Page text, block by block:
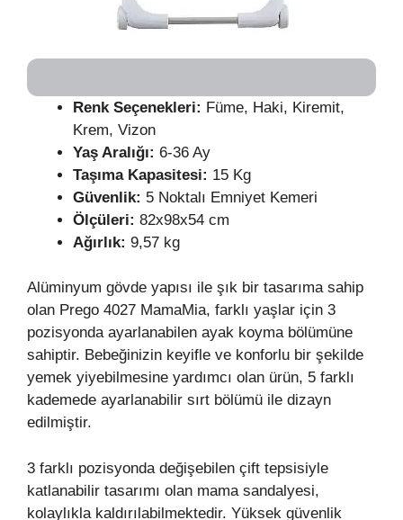
Renk Seçenekleri: Füme, Haki, Kiremit,
Krem, Vizon
Yaş Aralığı: 6-36 Ay
Taşıma Kapasitesi: 15 Kg
Güvenlik: 5 Noktalı Emniyet Kemeri
Ölçüleri: 82x98x54 cm
Ağırlık: 9,57 kg
Alüminyum gövde yapısı ile şık bir tasarıma sahip
olan Prego 4027 MamaMia, farklı yaşlar için 3
pozisyonda ayarlanabilen ayak koyma bölümüne
sahiptir. Bebeğinizin keyifle ve konforlu bir şekilde
yemek yiyebilmesine yardımcı olan ürün, 5 farklı
kademede ayarlanabilir sırt bölümü ile dizayn
edilmiştir.
3 farklı pozisyonda değişebilen çift tepsisiyle
katlanabilir tasarımı olan mama sandalyesi,
kolaylıkla kaldırılabilmektedir. Yüksek güvenlik